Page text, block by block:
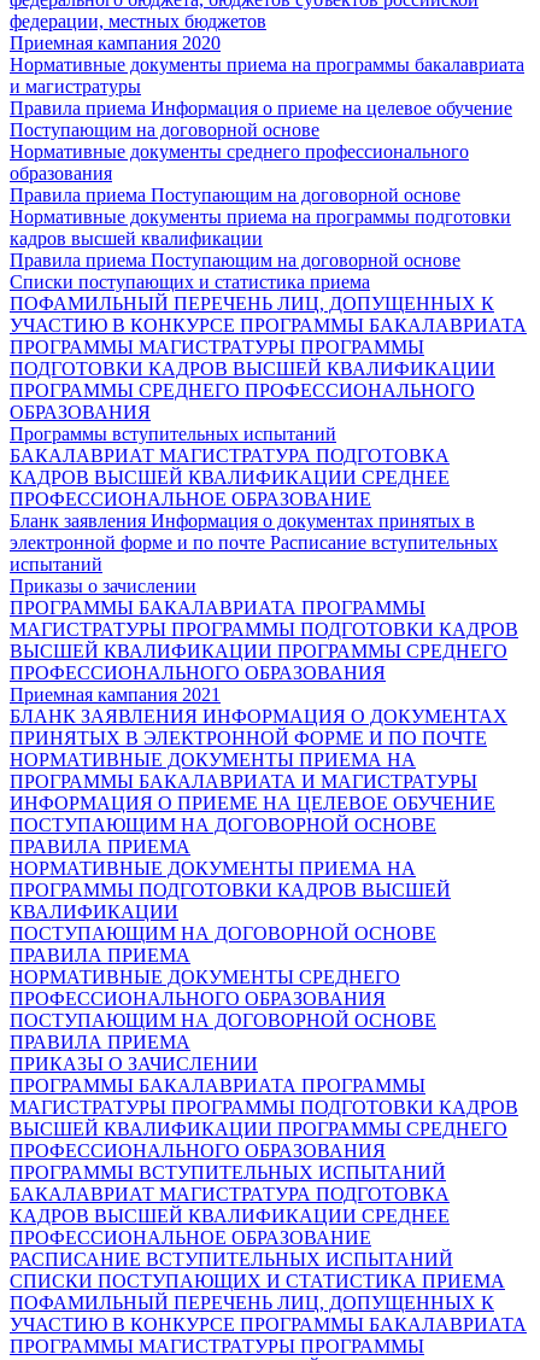
федерации, местных бюджетов
Приемная кампания 2020
Нормативные документы приема на программы бакалавриата
и магистратуры
Правила приема Информация о приеме на целевое обучение
Поступающим на договорной основе
Нормативные документы среднего профессионального
образования
Правила приема Поступающим на договорной основе
Нормативные документы приема на программы подготовки
кадров высшей квалификации
Правила приема Поступающим на договорной основе
Списки поступающих и статистика приема
ПОФАМИЛЬНЫЙ ПЕРЕЧЕНЬ ЛИЦ, ДОПУЩЕННЫХ К
УЧАСТИЮ В КОНКУРСЕ ПРОГРАММЫ БАКАЛАВРИАТА
ПРОГРАММЫ МАГИСТРАТУРЫ ПРОГРАММЫ
ПОДГОТОВКИ КАДРОВ ВЫСШЕЙ КВАЛИФИКАЦИИ
ПРОГРАММЫ СРЕДНЕГО ПРОФЕССИОНАЛЬНОГО
ОБРАЗОВАНИЯ
Программы вступительных испытаний
БАКАЛАВРИАТ МАГИСТРАТУРА ПОДГОТОВКА
КАДРОВ ВЫСШЕЙ КВАЛИФИКАЦИИ СРЕДНЕЕ
ПРОФЕССИОНАЛЬНОЕ ОБРАЗОВАНИЕ
Бланк заявления Информация о документах принятых в
электронной форме и по почте Расписание вступительных
испытаний
Приказы о зачислении
ПРОГРАММЫ БАКАЛАВРИАТА ПРОГРАММЫ
МАГИСТРАТУРЫ ПРОГРАММЫ ПОДГОТОВКИ КАДРОВ
ВЫСШЕЙ КВАЛИФИКАЦИИ ПРОГРАММЫ СРЕДНЕГО
ПРОФЕССИОНАЛЬНОГО ОБРАЗОВАНИЯ
Приемная кампания 2021
БЛАНК ЗАЯВЛЕНИЯ ИНФОРМАЦИЯ О ДОКУМЕНТАХ
ПРИНЯТЫХ В ЭЛЕКТРОННОЙ ФОРМЕ И ПО ПОЧТЕ
НОРМАТИВНЫЕ ДОКУМЕНТЫ ПРИЕМА НА
ПРОГРАММЫ БАКАЛАВРИАТА И МАГИСТРАТУРЫ
ИНФОРМАЦИЯ О ПРИЕМЕ НА ЦЕЛЕВОЕ ОБУЧЕНИЕ
ПОСТУПАЮЩИМ НА ДОГОВОРНОЙ ОСНОВЕ
ПРАВИЛА ПРИЕМА
НОРМАТИВНЫЕ ДОКУМЕНТЫ ПРИЕМА НА
ПРОГРАММЫ ПОДГОТОВКИ КАДРОВ ВЫСШЕЙ
КВАЛИФИКАЦИИ
ПОСТУПАЮЩИМ НА ДОГОВОРНОЙ ОСНОВЕ
ПРАВИЛА ПРИЕМА
НОРМАТИВНЫЕ ДОКУМЕНТЫ СРЕДНЕГО
ПРОФЕССИОНАЛЬНОГО ОБРАЗОВАНИЯ
ПОСТУПАЮЩИМ НА ДОГОВОРНОЙ ОСНОВЕ
ПРАВИЛА ПРИЕМА
ПРИКАЗЫ О ЗАЧИСЛЕНИИ
ПРОГРАММЫ БАКАЛАВРИАТА ПРОГРАММЫ
МАГИСТРАТУРЫ ПРОГРАММЫ ПОДГОТОВКИ КАДРОВ
ВЫСШЕЙ КВАЛИФИКАЦИИ ПРОГРАММЫ СРЕДНЕГО
ПРОФЕССИОНАЛЬНОГО ОБРАЗОВАНИЯ
ПРОГРАММЫ ВСТУПИТЕЛЬНЫХ ИСПЫТАНИЙ
БАКАЛАВРИАТ МАГИСТРАТУРА ПОДГОТОВКА
КАДРОВ ВЫСШЕЙ КВАЛИФИКАЦИИ СРЕДНЕЕ
ПРОФЕССИОНАЛЬНОЕ ОБРАЗОВАНИЕ
РАСПИСАНИЕ ВСТУПИТЕЛЬНЫХ ИСПЫТАНИЙ
СПИСКИ ПОСТУПАЮЩИХ И СТАТИСТИКА ПРИЕМА
ПОФАМИЛЬНЫЙ ПЕРЕЧЕНЬ ЛИЦ, ДОПУЩЕННЫХ К
УЧАСТИЮ В КОНКУРСЕ ПРОГРАММЫ БАКАЛАВРИАТА
ПРОГРАММЫ МАГИСТРАТУРЫ ПРОГРАММЫ